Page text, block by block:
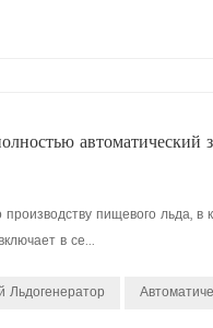
автоматический
пищевого льда, в
в се...
Льдогенератор